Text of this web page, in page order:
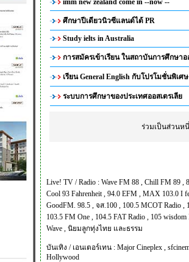
imm new zealand come in --now --
ศึกษาปีเดียวนิวซีแลนด์ได้ PR
Study ielts in Australia
การสมัครเข้าเรียน ในสถาบันการศึกษาอ
เรียน General English กับโปรโมชั่นพิเศ
ระบบการศึกษาของประเทศออสเตรเลีย
ร่วมเป็นส่วนห
Live! TV / Radio : Wave FM 88 , Chill FM 89 ,
Cool 93 Fahrenheit, 94.0 EFM , MAX 103.0 I
GoodFM. 98.5 , จส.100 , 100.5 MCOT Radio ,
103.5 FM One , 104.5 FAT Radio , 105 wisdom
Wave , นิยมลูกทุ่งไทย และธรรม
บันเทิง / เอนเตอร์เทน : Major Cineplex ,
Hollywood